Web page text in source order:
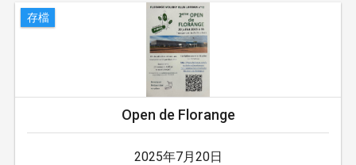
存檔
Open de Florange
2025年7月20日